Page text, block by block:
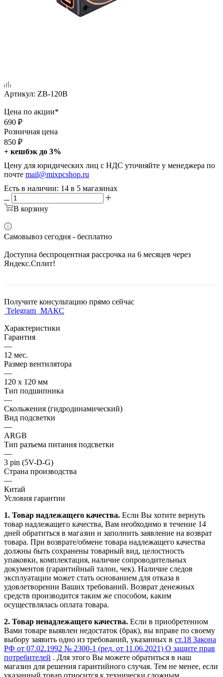
Артикул: ZB-120B
Цена по акции*
690 ₽
Розничная цена
850 ₽
+ кешбэк до 3%
Цену для юридических лиц с НДС уточняйте у менеджера по
почте mail@mixpcshop.ru
Есть в наличии: 14 в 5 магазинах
В корзину
Самовывоз сегодня - бесплатно
Доступна беспроцентная рассрочка на 6 месяцев через
Яндекс.Сплит!
Получите консультацию прямо сейчас
Telegram МАКС
Характеристики
Гарантия
—
12 мес.
Размер вентилятора
—
120 х 120 мм
Тип подшипника
—
Скольжения (гидродинамический)
Вид подсветки
—
ARGB
Тип разъема питания подсветки
—
3 pin (5V-D-G)
Страна производства
—
Китай
Условия гарантии
1. Товар надлежащего качества. Если Вы хотите вернуть
товар надлежащего качества, Вам необходимо в течение 14
дней обратиться в магазин и заполнить заявление на возврат
товара. При возврате/обмене товара надлежащего качества
должны быть сохранены товарный вид, целостность
упаковки, комплектация, наличие сопроводительных
документов (гарантийный талон, чек). Наличие следов
эксплуатации может стать основанием для отказа в
удовлетворении Ваших требований. Возврат денежных
средств производится таким же способом, каким
осуществлялась оплата товара.
2. Товар ненадлежащего качества. Если в приобретенном
Вами товаре выявлен недостаток (брак), вы вправе по своему
выбору заявить одно из требований, указанных в ст.18 Закона
РФ от 07.02.1992 № 2300-1 (ред. от 11.06.2021) О защите прав
потребителей . Для этого Вы можете обратиться в наш
магазин для решения гарантийного случая. Тем не менее, если
указанный товар относится к технически сложным,